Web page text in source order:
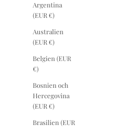
Argentina
(EUR €)
Australien
(EUR €)
Belgien (EUR
€)
Bosnien och
Hercegovina
(EUR €)
Brasilien (EUR